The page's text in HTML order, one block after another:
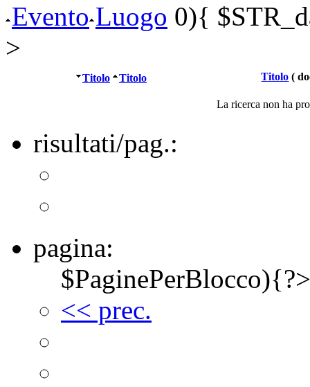
Evento Luogo 0){
>
Titolo Titolo Titolo (
La ricerca non ha
risultati/pag.:
pagina:
$PaginePerBlocco){?>
<< prec.